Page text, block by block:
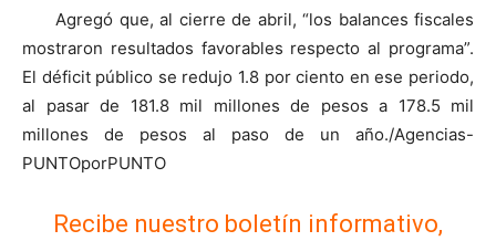
Agregó que, al cierre de abril, “los balances fiscales
mostraron resultados favorables respecto al programa”.
El déficit público se redujo 1.8 por ciento en ese periodo,
al pasar de 181.8 mil millones de pesos a 178.5 mil
millones de pesos al paso de un año./Agencias-
PUNTOporPUNTO
Recibe nuestro boletín informativo,